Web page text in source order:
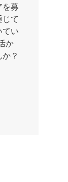
を募
て
てい
か
？
阪)